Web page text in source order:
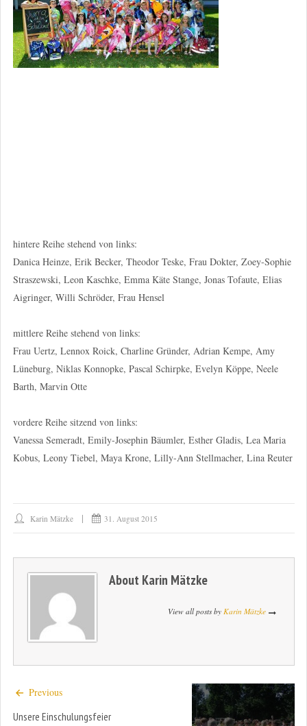
hintere Reihe stehend von links:
Danica Heinze, Erik Becker, Theodor Teske, Frau Dokter, Zoey-Sophie
Straszewski, Leon Kaschke, Emma Käte Stange, Jonas Tofaute, Elias
Aigringer, Willi Schröder, Frau Hensel
mittlere Reihe stehend von links:
Frau Uertz, Lennox Roick, Charline Gründer, Adrian Kempe, Amy
Lüneburg, Niklas Konnopke, Pascal Schirpke, Evelyn Köppe, Neele
Barth, Marvin Otte
vordere Reihe sitzend von links:
Vanessa Semeradt, Emily-Josephin Bäumler, Esther Gladis, Lea Maria
Kobus, Leony Tiebel, Maya Krone, Lilly-Ann Stellmacher, Lina Reuter
Karin Mätzke 31. August 2015
About Karin Mätzke
View all posts by Karin Mätzke
Previous
Unsere Einschulungsfeier